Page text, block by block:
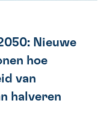
Nieuwe
hoe
van
halveren